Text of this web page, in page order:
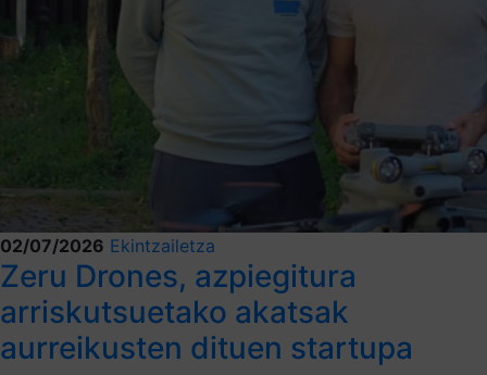
02/07/2026 Ekintzailetza
Zeru Drones, azpiegitura
arriskutsuetako akatsak
aurreikusten dituen startupa